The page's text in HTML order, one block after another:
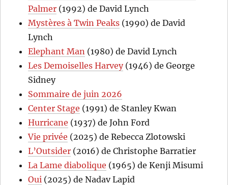
Palmer (1992) de David Lynch
Mystères à Twin Peaks (1990) de David
Lynch
Elephant Man (1980) de David Lynch
Les Demoiselles Harvey(1946) de George
Sidney
Sommaire de juin 2026
Center Stage (1991) de Stanley Kwan
Hurricane (1937) de John Ford
Vie privée (2025) de Rebecca Zlotowski
L’Outsider (2016) de Christophe Barratier
La Lame diabolique (1965) de Kenji Misumi
Oui (2025) de Nadav Lapid